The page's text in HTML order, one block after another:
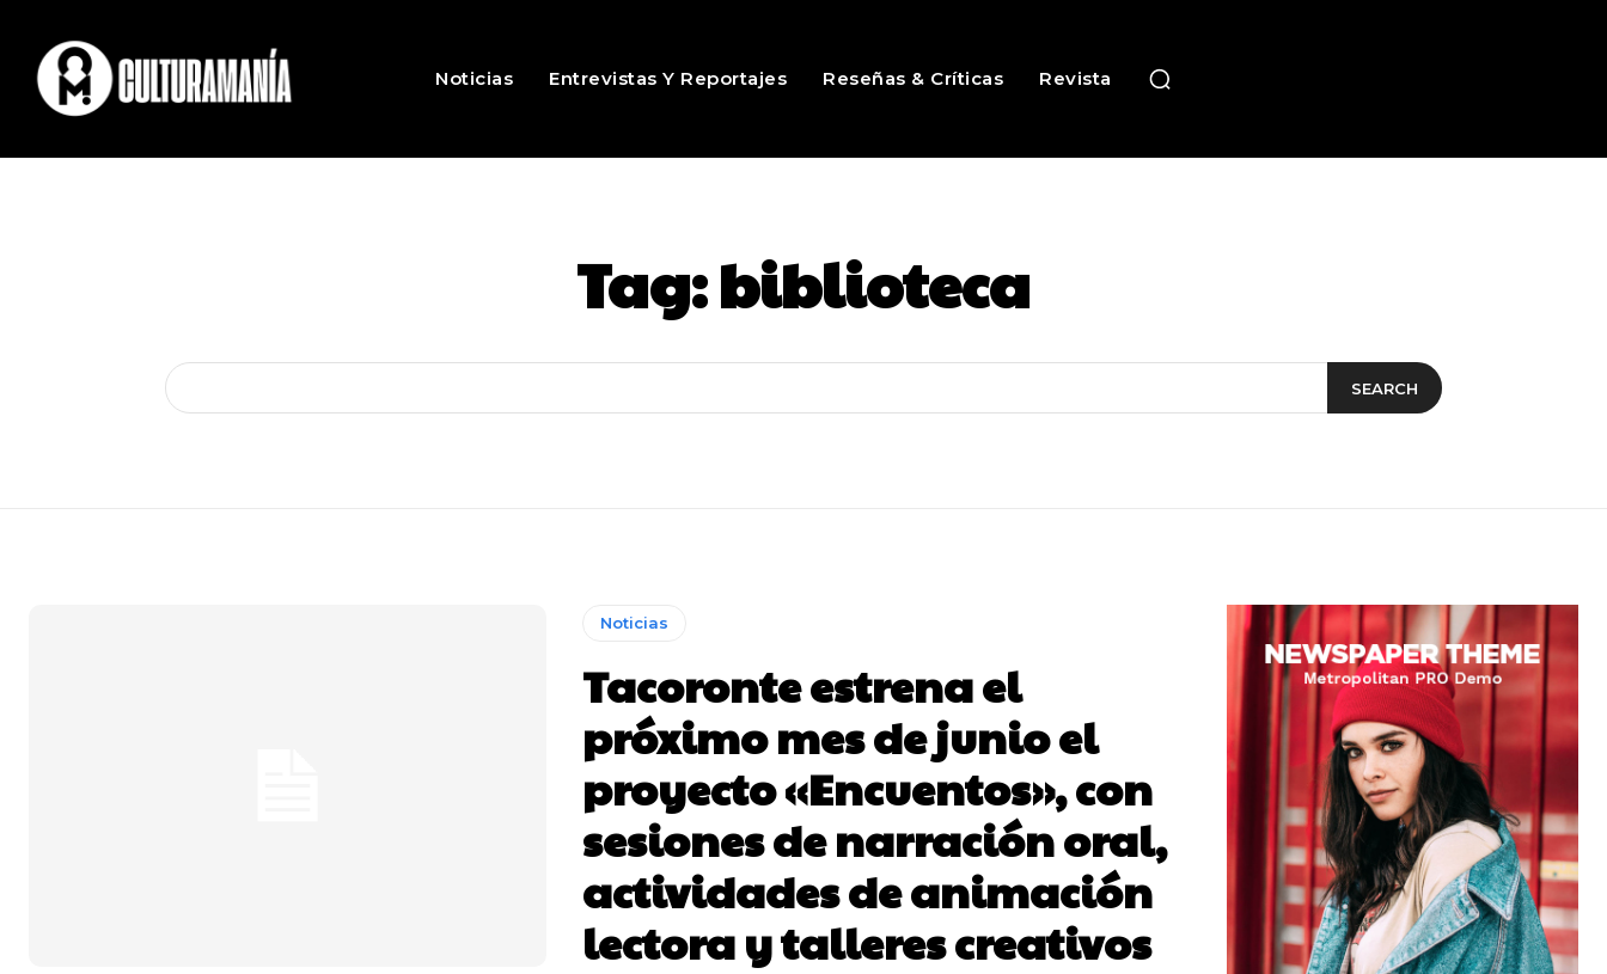
Noticias Entrevistas Y Reportajes Reseñas & Críticas Revista
Tag:biblioteca
SEARCH
Noticias
Tacoronte estrena el
próximo mes de junio el
proyecto «Encuentos», con
sesiones de narración oral,
actividades de animación
lectora y talleres creativos